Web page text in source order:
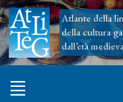
Atlante della
della cultura
dall’età